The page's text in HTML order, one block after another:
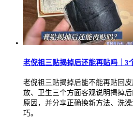
老倪祖三贴揭掉后还能再贴吗｜3
老倪祖三贴揭掉后能不能再贴回
放、卫生三个方面客观说明揭掉
原因，并分享正确换新方法、洗
巧。